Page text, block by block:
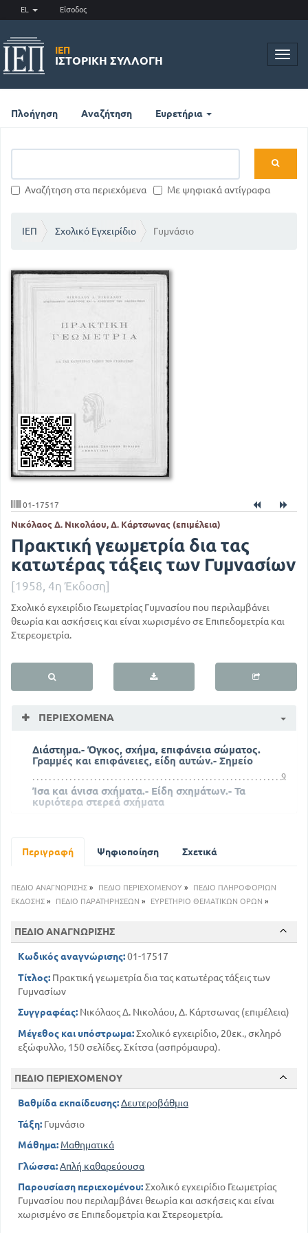
EL Είσοδος
ΙΕΠ
ΙΣΤΟΡΙΚΉ ΣΥΛΛΟΓΉ
Πλοήγηση Αναζήτηση Ευρετήρια
Αναζήτηση στα περιεχόμενα Με ψηφιακά αντίγραφα
ΙΕΠ Σχολικό Εγχειρίδιο Γυμνάσιο
01-17517
Νικόλαος Δ. Νικολάου, Δ. Κάρτσωνας (επιμέλεια)
Πρακτική γεωμετρία δια τας
κατωτέρας τάξεις των Γυμνασίων
[1958, 4η Έκδοση]
Σχολικό εγχειρίδιο Γεωμετρίας Γυμνασίου που περιλαμβάνει
θεωρία και ασκήσεις και είναι χωρισμένο σε Επιπεδομετρία και
Στερεομετρία.
ΠΕΡΙΕΧΌΜΕΝΑ
Διάστημα.- Όγκος, σχήμα, επιφάνεια σώματος.
Γραμμές και επιφάνειες, είδη αυτών.- Σημείο
9
Ίσα και άνισα σχήματα.- Είδη σχημάτων.- Τα
κυριότερα στερεά σχήματα
ΕΠΙΠΕΔΟΜΕΤΡΙΑ
ΚΕΦΑΛΑΙΟ Α'. Ευθείες γραμμές, χάραξη
Τι είναι παράλληλες ευθείες.
Τι είναι κύκλος και τι περιφέρεια κύκλου
47
Ευθύγραμμα σχήμτα και στοιχεία αυτών
Κανονικά ευθύγραμμα σχήματα, χρήση
αυτών.- Εγγεγαμμένα και περιγεγραμμένα
ΒΙΒΛΙΟ Β'
ΚΕΦΑΛΑΙΟ Α'. Τι σημαίνει να μετρήσουμε μια
84
ΚΕΦΑΛΑΙΟ Β'. Μέτρηση περιφέρειας και
κύκλου, τόξου και κυκλικού τομέα
ΣΤΕΡΕΟΜΕΤΡΙΑ
ΒΙΒΛΙΟ Γ'
ΚΕΦΑΛΑΙΟ Α'. Θέσεις ευθείας προς το
επίπεδο
101
ΚΕΦΑΛΑΙΟ Β'. Πολύεδρα
107
Μέτρηση των πρισμάτων και των πυραμίδων
Περιγραφή Ψηφιοποίηση Σχετικά
ΠΕΔΙΟ ΑΝΑΓΝΩΡΙΣΗΣ » ΠΕΔΙΟ ΠΕΡΙΕΧΟΜΕΝΟΥ »
ΠΕΔΙΟ ΠΛΗΡΟΦΟΡΙΩΝ
ΕΚΔΟΣΗΣ » ΠΕΔΙΟ ΠΑΡΑΤΗΡΗΣΕΩΝ » ΕΥΡΕΤΗΡΙΟ ΘΕΜΑΤΙΚΩΝ ΟΡΩΝ »
ΠΕΔΙΟ ΑΝΑΓΝΩΡΙΣΗΣ
Κωδικός αναγνώρισης:01-17517
Τίτλος: Πρακτική γεωμετρία δια τας κατωτέρας τάξεις των
Γυμνασίων
Συγγραφέας: Νικόλαος Δ. Νικολάου, Δ. Κάρτσωνας (επιμέλεια)
Μέγεθος και υπόστρωμα:Σχολικό εγχειρίδιο, 20εκ., σκληρό
εξώφυλλο, 150 σελίδες. Σκίτσα (ασπρόμαυρα).
ΠΕΔΙΟ ΠΕΡΙΕΧΟΜΕΝΟΥ
Βαθμίδα εκπαίδευσης:Δευτεροβάθμια
Τάξη: Γυμνάσιο
Μάθημα: Μαθηματικά
Γλώσσα:Απλή καθαρεύουσα
Παρουσίαση περιεχομένου:Σχολικό εγχειρίδιο Γεωμετρίας
Γυμνασίου που περιλαμβάνει θεωρία και ασκήσεις και είναι
χωρισμένο σε Επιπεδομετρία και Στερεομετρία.